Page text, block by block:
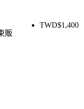
販
TWD$1,400